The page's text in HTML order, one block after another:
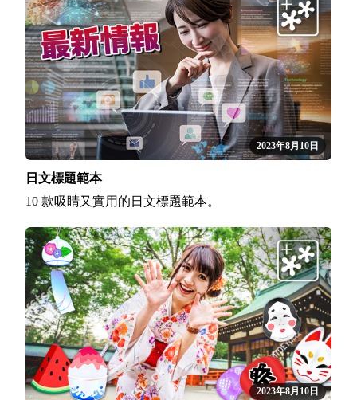
2023年8月10日
日文標題範本
10 款吸睛又實用的日文標題範本。
2023年8月10日